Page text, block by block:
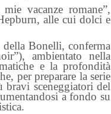
vacanze romane”,
alle cui dolci e
Bonelli, conferma
ambientato nella
e la profondità
per preparare la serie
bravi sceneggiatori del
a fondo su